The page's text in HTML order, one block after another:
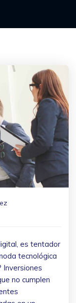
es tentador
tecnológica
Inversiones
no cumplen